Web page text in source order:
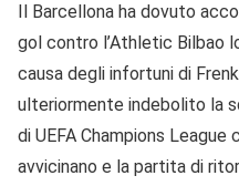
Il Barcellona ha dovuto
gol contro l’Athletic Bilbao
causa degli infortuni di
ulteriormente indebolito la
di UEFA Champions
avvicinano e la partita di